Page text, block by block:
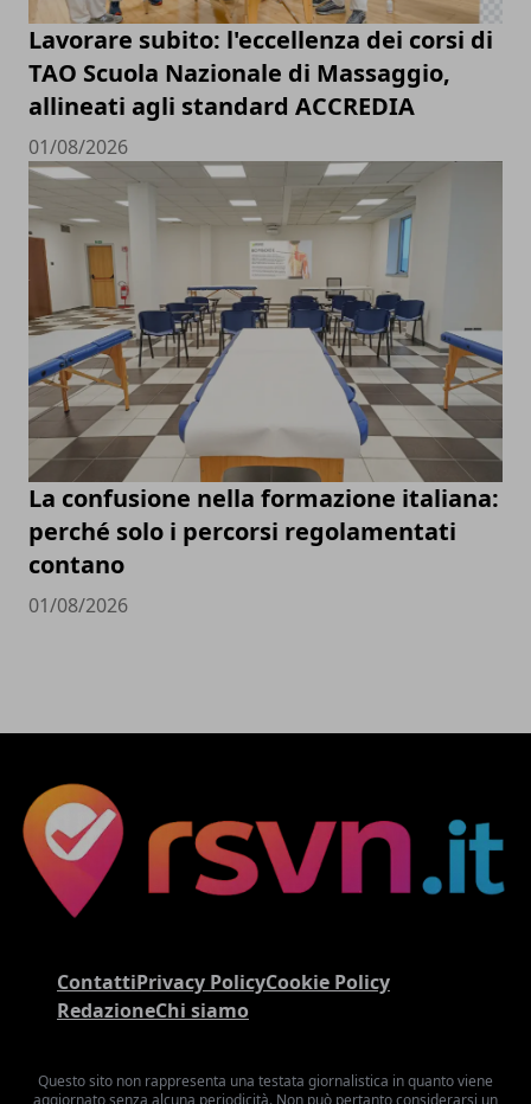
Lavorare subito: l'eccellenza dei corsi di
TAO Scuola Nazionale di Massaggio,
allineati agli standard ACCREDIA
01/08/2026
La confusione nella formazione italiana:
perché solo i percorsi regolamentati
contano
01/08/2026
ContattiPrivacy PolicyCookie Policy
RedazioneChi siamo
Questo sito non rappresenta una testata giornalistica in quanto viene